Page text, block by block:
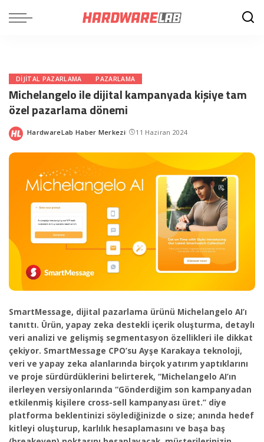
DIJITAL PAZARLAMA PAZARLAMA
Michelangelo ile dijital kampanyada kişiye tam
özel pazarlama dönemi
Posted
HardwareLab Haber Merkezi 11 Haziran 2024
SmartMessage, dijital pazarlama ürünü Michelangelo AI’ı
tanıttı. Ürün, yapay zeka destekli içerik oluşturma, detaylı
veri analizi ve gelişmiş segmentasyon özellikleri ile dikkat
çekiyor. SmartMessage CPO’su Ayşe Karakaya teknoloji,
veri ve yapay zeka alanlarında birçok yatırım yaptıklarını
ve proje sürdürdüklerini belirterek, “Michelangelo AI’ın
ilerleyen versiyonlarında “Gönderdiğim son kampanyadan
etkilenmiş kişilere cross-sell kampanyası üret.” diye
platforma beklentinizi söylediğinizde o size; anında hedef
kitleyi oluşturup, karlılık hesaplamasını ve başa baş